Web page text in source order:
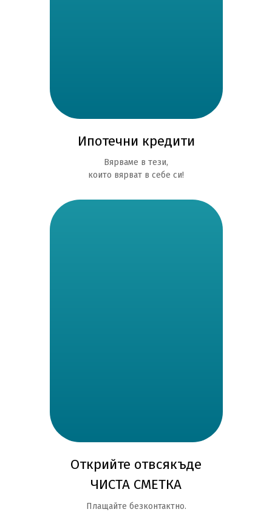
Ипотечни кредити
Вярваме в тези,
които вярват в себе си!
Открийте отвсякъде
ЧИСТА СМЕТКА
Плащайте безконтактно.